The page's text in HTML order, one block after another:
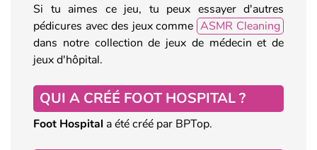
Si tu aimes ce jeu, tu peux essayer d'autres
pédicures avec des jeux comme ASMR Cleaning
dans notre collection de jeux de médecin et de
jeux d'hôpital.
QUI A CRÉÉ FOOT HOSPITAL ?
Foot Hospital a été créé par BPTop.